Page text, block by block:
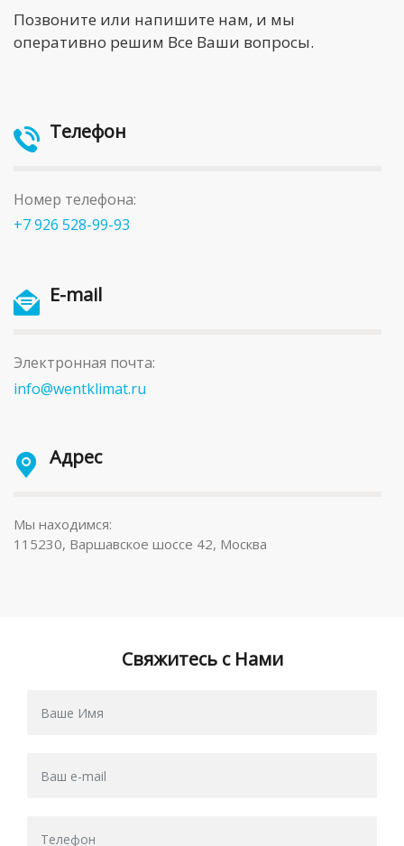
Позвоните или напишите нам, и мы
оперативно решим Все Ваши вопросы.
Телефон
Номер телефона:
+7 926 528-99-93
E-mail
Электронная почта:
info@wentklimat.ru
Адрес
Мы находимся:
115230, Варшавское шоссе 42, Москва
Свяжитесь с Нами